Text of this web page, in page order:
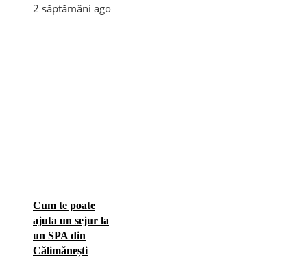
2 săptămâni ago
Cum te poate
ajuta un sejur la
un SPA din
Călimănești